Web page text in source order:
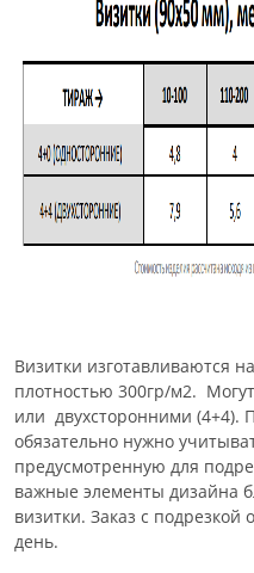
Визитки изготавливаются
плотностью 300гр/м2.
или двухсторонними (4+4).
обязательно нужно
предусмотренную для
важные элементы дизайна
визитки. Заказ с
день.